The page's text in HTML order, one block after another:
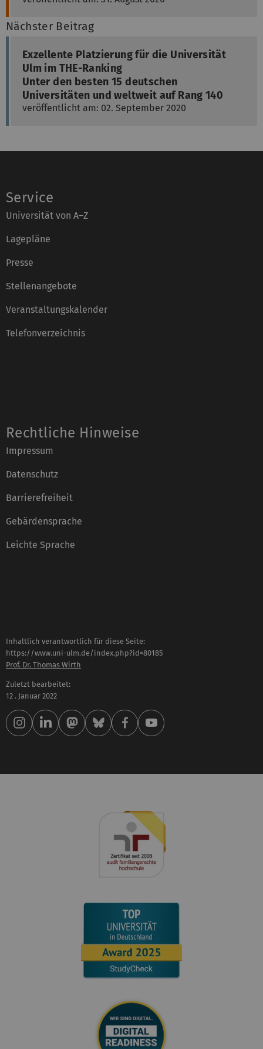
Nächster Beitrag
Exzellente Platzierung für die Universität
Ulm im THE-Ranking
Unter den besten 15 deutschen
Universitäten und weltweit auf Rang 140
veröffentlicht am: 02. September 2020
Service
Universität von A–Z
Lagepläne
Presse
Stellenangebote
Veranstaltungskalender
Telefonverzeichnis
Rechtliche Hinweise
Impressum
Datenschutz
Barrierefreiheit
Gebärdensprache
Leichte Sprache
Inhaltlich verantwortlich für diese Seite:
https://www.uni-ulm.de/index.php?id=80185
Prof. Dr. Thomas Wirth
Zuletzt bearbeitet:
12 . Januar 2022